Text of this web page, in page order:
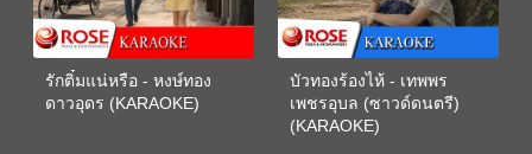
รักติ๋มแน่หรือ - หงษ์ทอง
ดาวอุดร (KARAOKE)
บัวทองร้องไห้ - เทพพร
เพชรอุบล (ซาวด์ดนตรี)
(KARAOKE)